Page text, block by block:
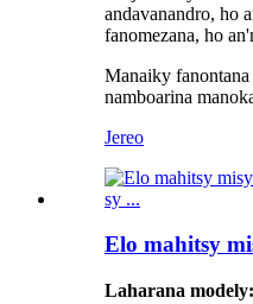
andavanandro, ho
fanomezana, ho
Manaiky
namboarina
Jereo
Elo mahitsy
Laharana modely: